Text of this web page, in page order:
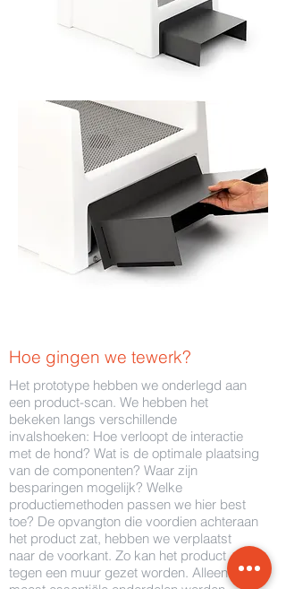
Hoe gingen we tewerk?
Het prototype hebben we onderlegd aan
een product-scan. We hebben het
bekeken langs verschillende
invalshoeken: Hoe verloopt de interactie
met de hond? Wat is de optimale plaatsing
van de componenten? Waar zijn
besparingen mogelijk? Welke
productiemethoden passen we hier best
toe? De opvangton die voordien achteraan
het product zat, hebben we verplaatst
naar de voorkant. Zo kan het product
tegen een muur gezet worden. Alleen de